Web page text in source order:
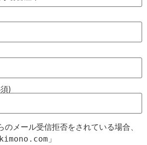
)
のメール受信拒否をされている場合、
」